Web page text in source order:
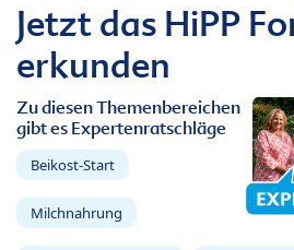
Jetzt das HiPP
erkunden
Zu diesen Themenbereichen
gibt es Expertenratschläge
Beikost-Start
Milchnahrung